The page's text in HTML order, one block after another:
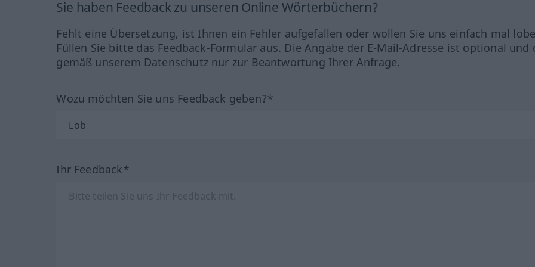
Sie haben Feedback zu unseren Online Wörterbüchern?
Fehlt eine Übersetzung, ist Ihnen ein Fehler aufgefallen oder wollen Sie uns einfach mal
Füllen Sie bitte das Feedback-Formular aus. Die Angabe der E-Mail-Adresse ist optional und
gemäß unserem Datenschutz nur zur Beantwortung Ihrer Anfrage.
Wozu möchten Sie uns Feedback geben?*
Ihr Feedback*